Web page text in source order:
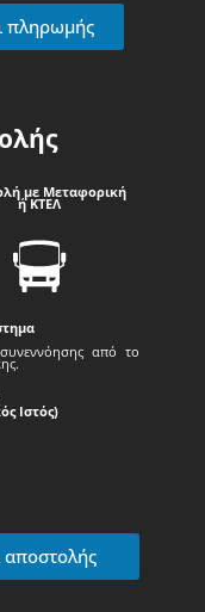
πληρωμής
με Μεταφορική
ή ΚΤΕΛ
από το
Ιστός)
αποστολής